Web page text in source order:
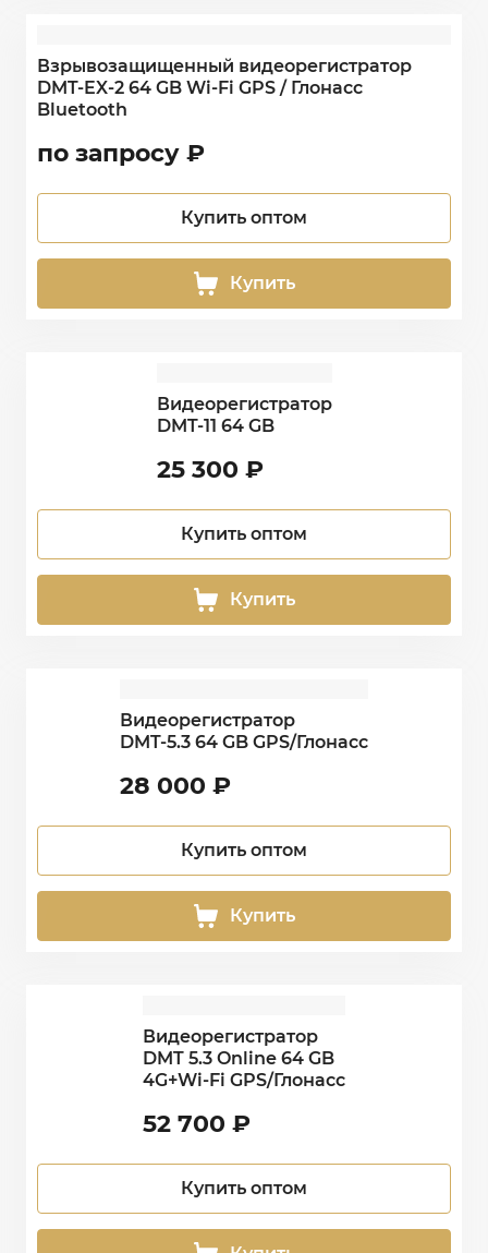
Взрывозащищенный видеорегистратор
DMT-EX-2 64 GB Wi-Fi GPS / Глонасс
Bluetooth
по запросу ₽
Купить оптом
Купить
Видеорегистратор
DMT-11 64 GB
25 300 ₽
Купить оптом
Купить
Видеорегистратор
DMT-5.3 64 GB GPS/Глонасс
28 000 ₽
Купить оптом
Купить
Видеорегистратор
DMT 5.3 Online 64 GB
4G+Wi-Fi GPS/Глонасс
52 700 ₽
Купить оптом